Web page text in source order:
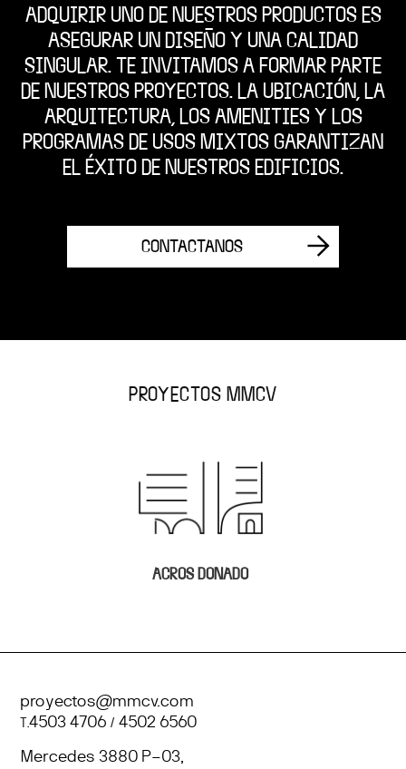
ADQUIRIR UNO DE NUESTROS PRODUCTOS ES
ASEGURAR UN DISEÑO Y UNA CALIDAD
SINGULAR. TE INVITAMOS A FORMAR PARTE
DE NUESTROS PROYECTOS. LA UBICACIÓN, LA
ARQUITECTURA, LOS AMENITIES Y LOS
PROGRAMAS DE USOS MIXTOS GARANTIZAN
EL ÉXITO DE NUESTROS EDIFICIOS.
CONTACTANOS
PROYECTOS MMCV
ACROS DONADO
proyectos@mmcv.com
T.4503 4706 / 4502 6560
Mercedes 3880 P–03,